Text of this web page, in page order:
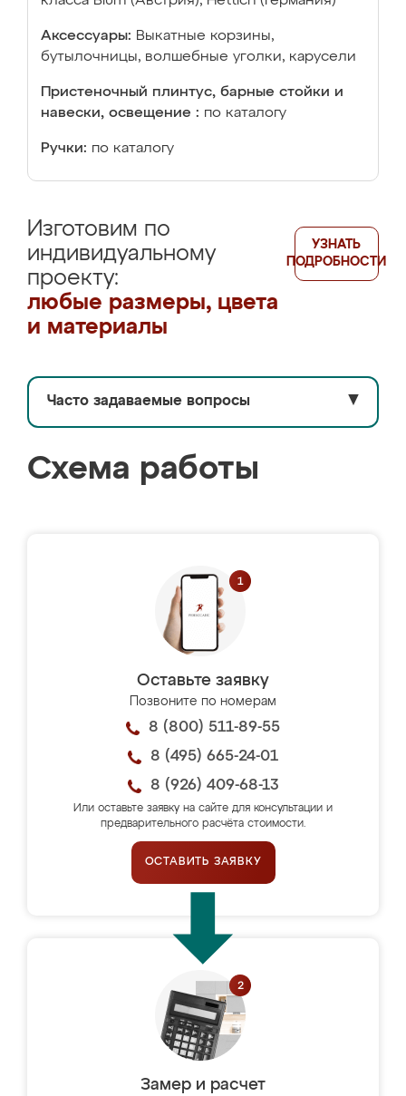
Аксессуары: Выкатные корзины,
бутылочницы, волшебные уголки, карусели
Пристеночный плинтус, барные стойки и
навески, освещение : по каталогу
Ручки: по каталогу
Изготовим по
индивидуальному
проекту:
любые размеры, цвета
и материалы
УЗНАТЬ
ПОДРОБНОСТИ
Часто задаваемые вопросы ▼
Схема работы
Оставьте заявку
Позвоните по номерам
8 (800) 511-89-55
8 (495) 665-24-01
8 (926) 409-68-13
Или оставьте заявку на сайте для консультации и
предварительного расчёта стоимости.
ОСТАВИТЬ ЗАЯВКУ
Замер и расчет